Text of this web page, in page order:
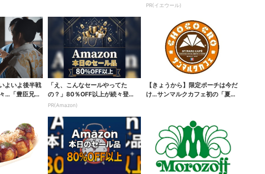
PR(イエウール)
よいよ後半戦
…「豊臣兄
「え、こんなセールやってた
の？」80％OFF以上が続々登
場！Amazonの本気が...
PR(Amazon)
【きょうから】限定ポーチは今だ
け…サンマルクカフェ初の「夏福